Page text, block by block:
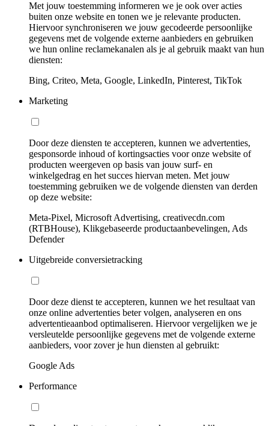
Met jouw toestemming informeren we je ook over acties
buiten onze website en tonen we je relevante producten.
Hiervoor synchroniseren we jouw gecodeerde persoonlijke
gegevens met de volgende externe aanbieders en gebruiken
we hun online reclamekanalen als je al gebruik maakt van hun
diensten:
Bing, Criteo, Meta, Google, LinkedIn, Pinterest, TikTok
Marketing
Door deze diensten te accepteren, kunnen we advertenties,
gesponsorde inhoud of kortingsacties voor onze website of
producten weergeven op basis van jouw surf- en
winkelgedrag en het succes hiervan meten. Met jouw
toestemming gebruiken we de volgende diensten van derden
op deze website:
Meta-Pixel, Microsoft Advertising, creativecdn.com
(RTBHouse), Klikgebaseerde productaanbevelingen, Ads
Defender
Uitgebreide conversietracking
Door deze dienst te accepteren, kunnen we het resultaat van
onze online advertenties beter volgen, analyseren en ons
advertentieaanbod optimaliseren. Hiervoor vergelijken we je
versleutelde persoonlijke gegevens met de volgende externe
aanbieders, voor zover je hun diensten al gebruikt:
Google Ads
Performance